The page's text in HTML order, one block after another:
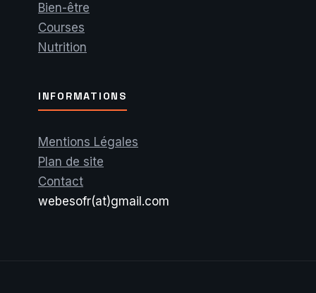
Bien-être
Courses
Nutrition
INFORMATIONS
Mentions Légales
Plan de site
Contact
webesofr(at)gmail.com